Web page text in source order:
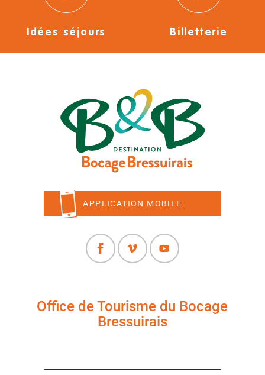
Idées séjours Billetterie
APPLICATION MOBILE
Office de Tourisme du Bocage
Bressuirais